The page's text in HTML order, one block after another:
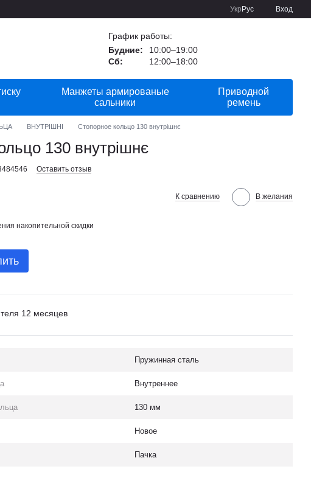
Укр Рус Вход
График работы:
Будние:
10:00–19:00
Сб:
12:00–18:00
Манжеты армированые
сальники
Приводной
ремень
ВНУТРІШНІ Стопорное кольцо 130 внутрішнє
130 внутрішнє
Оставить отзыв
К сравнению В желания
накопительной скидки
12 месяцев
Пружинная сталь
Внутреннее
130 мм
Новое
Пачка